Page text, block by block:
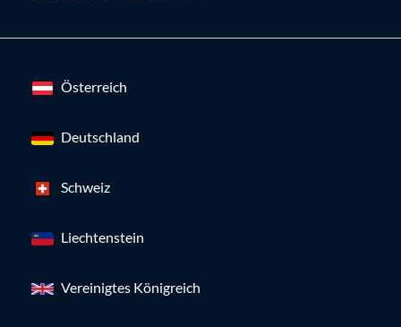
Österreich
Deutschland
Schweiz
Liechtenstein
Vereinigtes Königreich